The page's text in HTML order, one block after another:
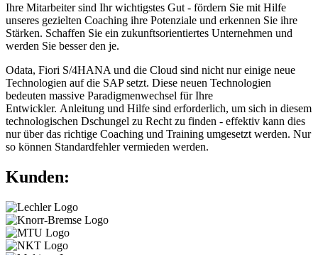
Ihre Mitarbeiter sind Ihr wichtigstes Gut - fördern Sie mit Hilfe
unseres gezielten Coaching ihre Potenziale und erkennen Sie ihre
Stärken. Schaffen Sie ein zukunftsorientiertes Unternehmen und
werden Sie besser den je.
Odata, Fiori S/4HANA und die Cloud sind nicht nur einige neue
Technologien auf die SAP setzt. Diese neuen Technologien
bedeuten massive Paradigmenwechsel für Ihre
Entwickler. Anleitung und Hilfe sind erforderlich, um sich in diesem
technologischen Dschungel zu Recht zu finden - effektiv kann dies
nur über das richtige Coaching und Training umgesetzt werden. Nur
so können Standardfehler vermieden werden.
Kunden: